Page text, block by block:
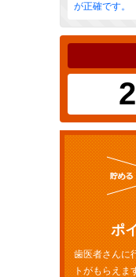
が正確です。
ポ
歯医者さんに
トがもらえま